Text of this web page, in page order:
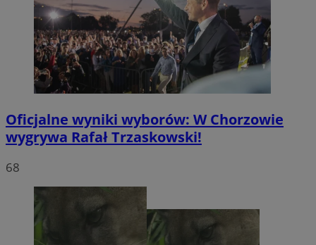
Oficjalne wyniki wyborów: W Chorzowie
wygrywa Rafał Trzaskowski!
68